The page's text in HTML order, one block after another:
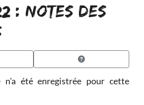
: NOTES DES
n'a été enregistrée pour cette